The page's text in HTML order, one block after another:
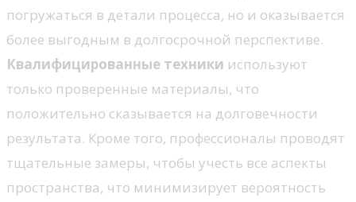
погружаться в детали процесса, но и оказывается
более выгодным в долгосрочной перспективе.
Квалифицированные техники используют
только проверенные материалы, что
положительно сказывается на долговечности
результата. Кроме того, профессионалы проводят
тщательные замеры, чтобы учесть все аспекты
пространства, что минимизирует вероятность